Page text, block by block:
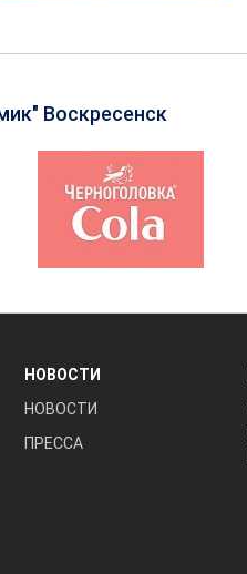
Воскресенск
НОВОСТИ
НОВОСТИ
ПРЕССА